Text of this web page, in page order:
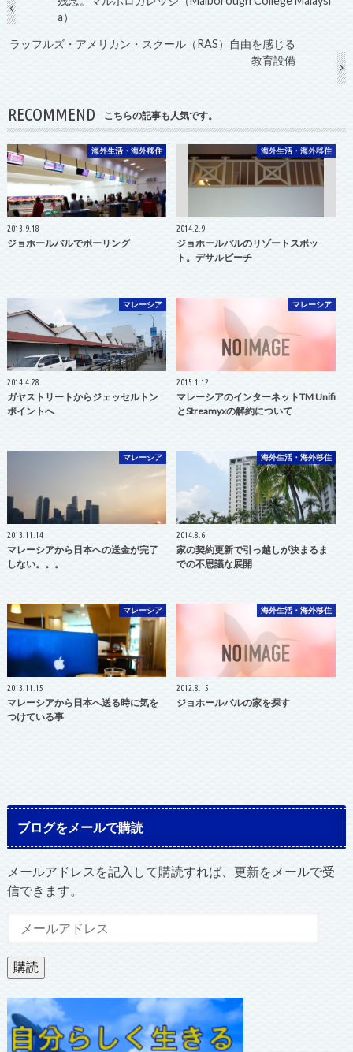
a）
ラッフルズ・アメリカン・スクール（RAS）自由を感じる
教育設備
RECOMMEND こちらの記事も人気です。
海外生活・海外移住
2013.9.18
ジョホールバルでボーリング
海外生活・海外移住
2014.2.9
ジョホールバルのリゾートスポッ
ト。デサルビーチ
マレーシア
2014.4.28
ガヤストリートからジェッセルトン
ポイントへ
マレーシア
2015.1.12
マレーシアのインターネットTM Unifi
とStreamyxの解約について
マレーシア
2013.11.14
マレーシアから日本への送金が完了
しない。。。
海外生活・海外移住
2014.8.6
家の契約更新で引っ越しが決まるま
での不思議な展開
マレーシア
2013.11.15
マレーシアから日本へ送る時に気を
つけている事
海外生活・海外移住
2012.8.15
ジョホールバルの家を探す
ブログをメールで購読
メールアドレスを記入して購読すれば、更新をメールで受
信できます。
ル
ア
ド
レ
ス
購読